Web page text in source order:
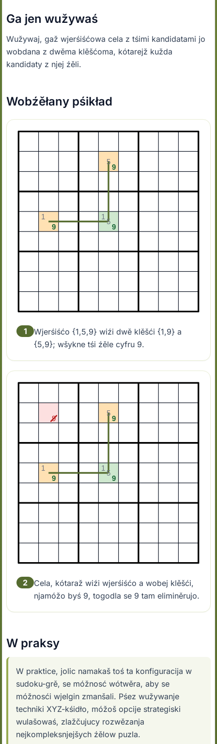
Ga jen wužywaś
Wužywaj, gaž wjerśiśćowa cela z tśimi kandidatami jo
wobdana z dwěma klěšćoma, kótarejž kužda
kandidaty z njej źěli.
Wobźěłany pśikład
1
Wjerśiśćo {1,5,9} wiźi dwě klěšći {1,9} a
{5,9}; wšykne tśi źěle cyfru 9.
2
Cela, kótaraž wiźi wjerśiśćo a wobej klěšći,
njamóžo byś 9, togodla se 9 tam eliminěrujo.
W praksy
W praktice, jolic namakaš toś ta konfiguracija w
sudoku-grě, se móžnosć wótwěra, aby se
móžnosći wjelgin zmanšali. Pśez wužywanje
techniki XYZ-kśidło, móžoš opcije strategiski
wulašowaś, zlažčujucy rozwězanja
nejkompleksnjejšych źělow puzla.